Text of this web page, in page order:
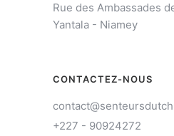
Rue des Ambassades
Yantala - Niamey
CONTACTEZ-NOUS
+227 - 90924272